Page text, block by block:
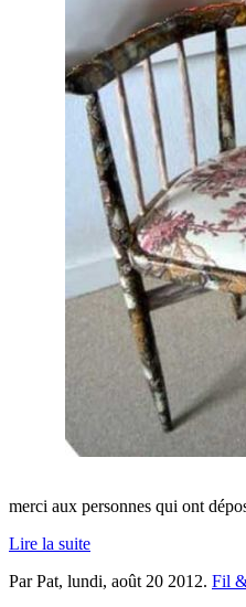
merci aux personnes qui ont
Lire la suite
Par Pat, lundi, août 20 2012. Fil